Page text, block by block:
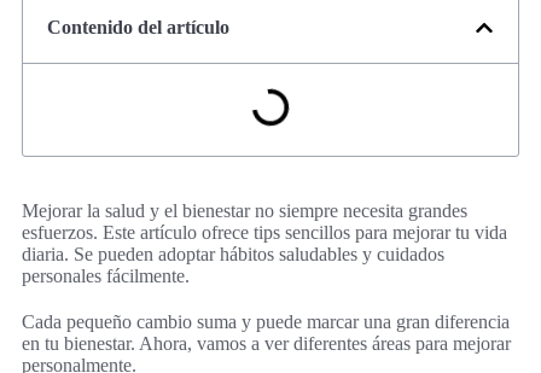
Contenido del artículo
Mejorar la salud y el bienestar no siempre necesita grandes
esfuerzos. Este artículo ofrece tips sencillos para mejorar tu vida
diaria. Se pueden adoptar hábitos saludables y cuidados
personales fácilmente.
Cada pequeño cambio suma y puede marcar una gran diferencia
en tu bienestar. Ahora, vamos a ver diferentes áreas para mejorar
personalmente.